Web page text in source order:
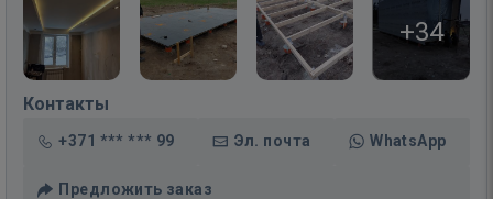
+34
Контакты
+371 *** *** 99 Эл. почта WhatsApp
Предложить заказ